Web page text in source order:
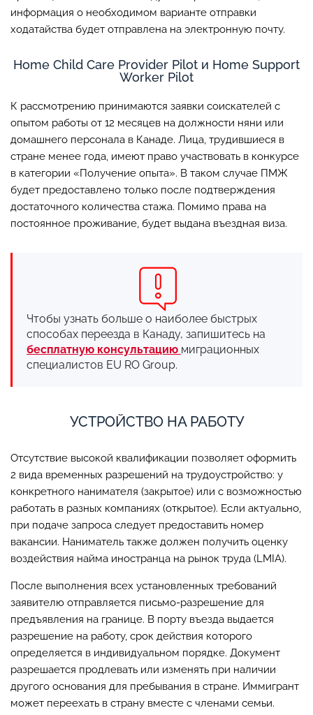
информация о необходимом варианте отправки
ходатайства будет отправлена на электронную почту.
Home Child Care Provider Pilot и Home Support
Worker Pilot
К рассмотрению принимаются заявки соискателей с
опытом работы от 12 месяцев на должности няни или
домашнего персонала в Канаде. Лица, трудившиеся в
стране менее года, имеют право участвовать в конкурсе
в категории «Получение опыта». В таком случае ПМЖ
будет предоставлено только после подтверждения
достаточного количества стажа. Помимо права на
постоянное проживание, будет выдана въездная виза.
Чтобы узнать больше о наиболее быстрых
способах переезда в Канаду, запишитесь на
бесплатную консультацию миграционных
специалистов EU RO Group.
УСТРОЙСТВО НА РАБОТУ
Отсутствие высокой квалификации позволяет оформить
2 вида временных разрешений на трудоустройство: у
конкретного нанимателя (закрытое) или с возможностью
работать в разных компаниях (открытое). Если актуально,
при подаче запроса следует предоставить номер
вакансии. Наниматель также должен получить оценку
воздействия найма иностранца на рынок труда (LMIA).
После выполнения всех установленных требований
заявителю отправляется письмо-разрешение для
предъявления на границе. В порту въезда выдается
разрешение на работу, срок действия которого
определяется в индивидуальном порядке. Документ
разрешается продлевать или изменять при наличии
другого основания для пребывания в стране. Иммигрант
может переехать в страну вместе с членами семьи.